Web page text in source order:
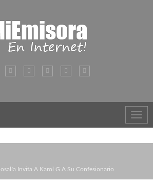
Invita A Karol G A Su Confesionario